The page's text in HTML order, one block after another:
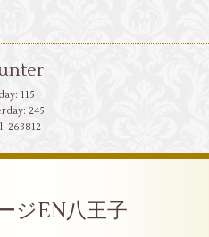
115
245
263812
ジEN八王子